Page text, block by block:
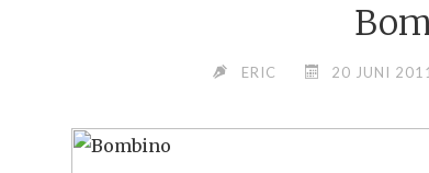
ERIC 20 JUNI